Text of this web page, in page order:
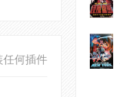
任何插件